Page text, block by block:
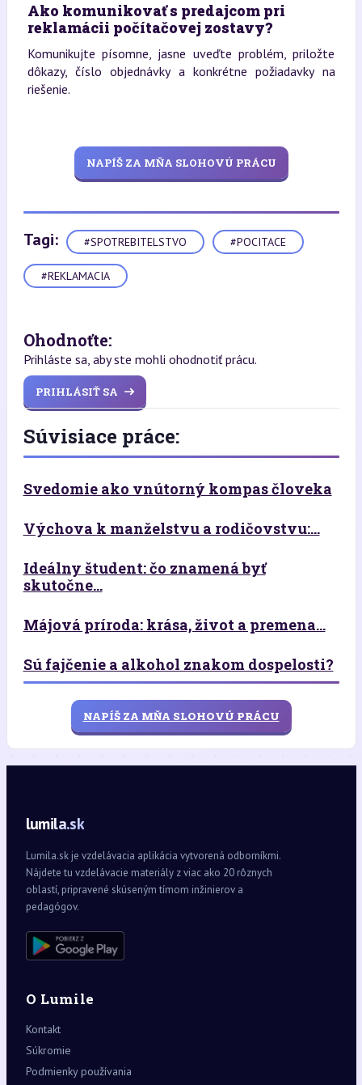
Ako komunikovať s predajcom pri
reklamácii počítačovej zostavy?
Komunikujte písomne, jasne uveďte problém, priložte
dôkazy, číslo objednávky a konkrétne požiadavky na
riešenie.
NAPÍŠ ZA MŇA SLOHOVÚ PRÁCU
Tagi: #SPOTREBITELSTVO #POCITACE
#REKLAMACIA
Ohodnoťte:
Prihláste sa, aby ste mohli ohodnotiť prácu.
PRIHLÁSIŤ SA
Súvisiace práce:
Svedomie ako vnútorný kompas človeka
Výchova k manželstvu a rodičovstvu:...
Ideálny študent: čo znamená byť
skutočne...
Májová príroda: krása, život a premena...
Sú fajčenie a alkohol znakom dospelosti?
NAPÍŠ ZA MŇA SLOHOVÚ PRÁCU
lumila.sk
Lumila.sk je vzdelávacia aplikácia vytvorená odborníkmi.
Nájdete tu vzdelávacie materiály z viac ako 20 rôznych
oblastí, pripravené skúseným tímom inžinierov a
pedagógov.
O Lumile
Kontakt
Súkromie
Podmienky používania